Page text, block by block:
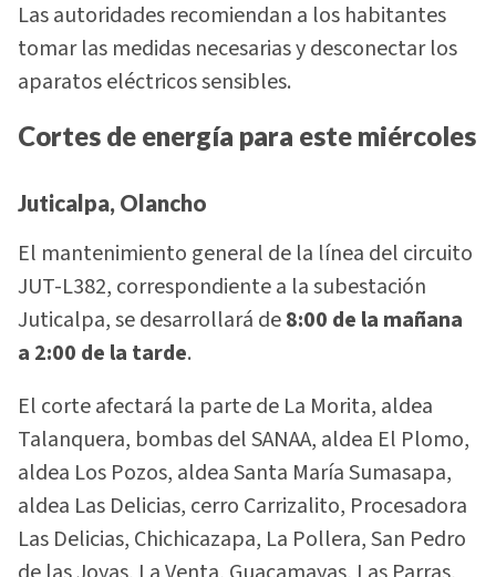
Las autoridades recomiendan a los habitantes
tomar las medidas necesarias y desconectar los
aparatos eléctricos sensibles.
Cortes de energía para este miércoles
Juticalpa, Olancho
El mantenimiento general de la línea del circuito
JUT-L382, correspondiente a la subestación
Juticalpa, se desarrollará de8:00 de la mañana
a 2:00 de la tarde.
El corte afectará la parte de La Morita, aldea
Talanquera, bombas del SANAA, aldea El Plomo,
aldea Los Pozos, aldea Santa María Sumasapa,
aldea Las Delicias, cerro Carrizalito, Procesadora
Las Delicias, Chichicazapa, La Pollera, San Pedro